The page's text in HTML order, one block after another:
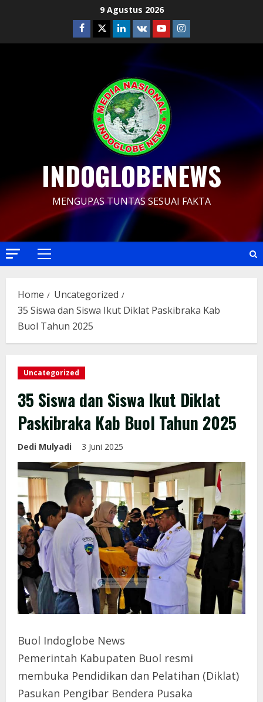
9 Agustus 2026
Facebook
TwitterLinkedin
VK YoutubeInstagram
INDOGLOBENEWS
MENGUPAS TUNTAS SESUAI FAKTA
Primary
Home
Uncategorized
35 Siswa dan Siswa Ikut Diklat Paskibraka Kab
Buol Tahun 2025
Uncategorized
35 Siswa dan Siswa Ikut Diklat
Paskibraka Kab Buol Tahun 2025
Dedi Mulyadi 3 Juni 2025
Buol Indoglobe News
Pemerintah Kabupaten Buol resmi
membuka Pendidikan dan Pelatihan (Diklat)
Pasukan Pengibar Bendera Pusaka